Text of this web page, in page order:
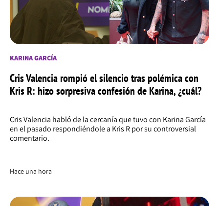
KARINA GARCÍA
Cris Valencia rompió el silencio tras polémica con
Kris R: hizo sorpresiva confesión de Karina, ¿cuál?
Cris Valencia habló de la cercanía que tuvo con Karina García
en el pasado respondiéndole a Kris R por su controversial
comentario.
Hace una hora